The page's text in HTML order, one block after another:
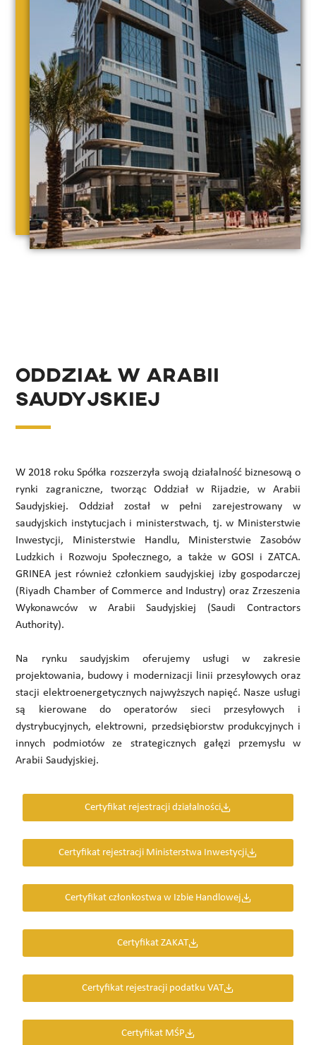
Oddział w Arabii
Saudyjskiej
W 2018 roku Spółka rozszerzyła swoją działalność biznesową o
rynki zagraniczne, tworząc Oddział w Rijadzie, w Arabii
Saudyjskiej. Oddział został w pełni zarejestrowany w
saudyjskich instytucjach i ministerstwach, tj. w Ministerstwie
Inwestycji, Ministerstwie Handlu, Ministerstwie Zasobów
Ludzkich i Rozwoju Społecznego, a także w GOSI i ZATCA.
GRINEA jest również członkiem saudyjskiej izby gospodarczej
(Riyadh Chamber of Commerce and Industry) oraz Zrzeszenia
Wykonawców w Arabii Saudyjskiej (Saudi Contractors
Authority).
Na rynku saudyjskim oferujemy usługi w zakresie
projektowania, budowy i modernizacji linii przesyłowych oraz
stacji elektroenergetycznych najwyższych napięć. Nasze usługi
są kierowane do operatorów sieci przesyłowych i
dystrybucyjnych, elektrowni, przedsiębiorstw produkcyjnych i
innych podmiotów ze strategicznych gałęzi przemysłu w
Arabii Saudyjskiej.
Certyfikat rejestracji działalności
Certyfikat rejestracji Ministerstwa Inwestycji
Certyfikat członkostwa w Izbie Handlowej
Certyfikat ZAKAT
Certyfikat rejestracji podatku VAT
Certyfikat MŚP